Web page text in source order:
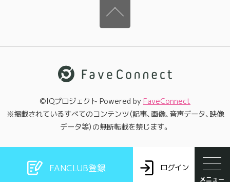
FANCLUB登録 ログイン
©IQプロジェクト Powered by FaveConnect
※掲載されているすべてのコンテンツ（記事、画像、音声データ、映像
データ等）の無断転載を禁じます。